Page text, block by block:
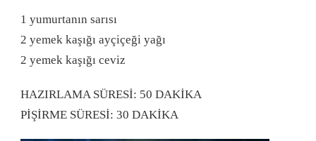
1 yumurtanın sarısı
2 yemek kaşığı ayçiçeği yağı
2 yemek kaşığı ceviz
HAZIRLAMA SÜRESİ: 50 DAKİKA
PİŞİRME SÜRESİ: 30 DAKİKA